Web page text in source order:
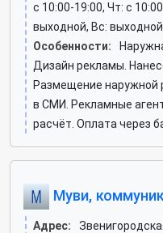
c 10:00-19:00, Чт: c
выходной, Вс: выходной
Особенности:
Дизайн рекламы.
Размещение
в СМИ. Рекламные
расчёт. Оплата через
Муви,
Адрес: